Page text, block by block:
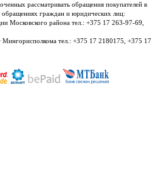
рассматривать обращения покупателей в
обращениях граждан и юридических лиц:
Московского района тел.: +375 17 263-97-69,
Мингорисполкома тел.: +375 17 2180175, +375 17